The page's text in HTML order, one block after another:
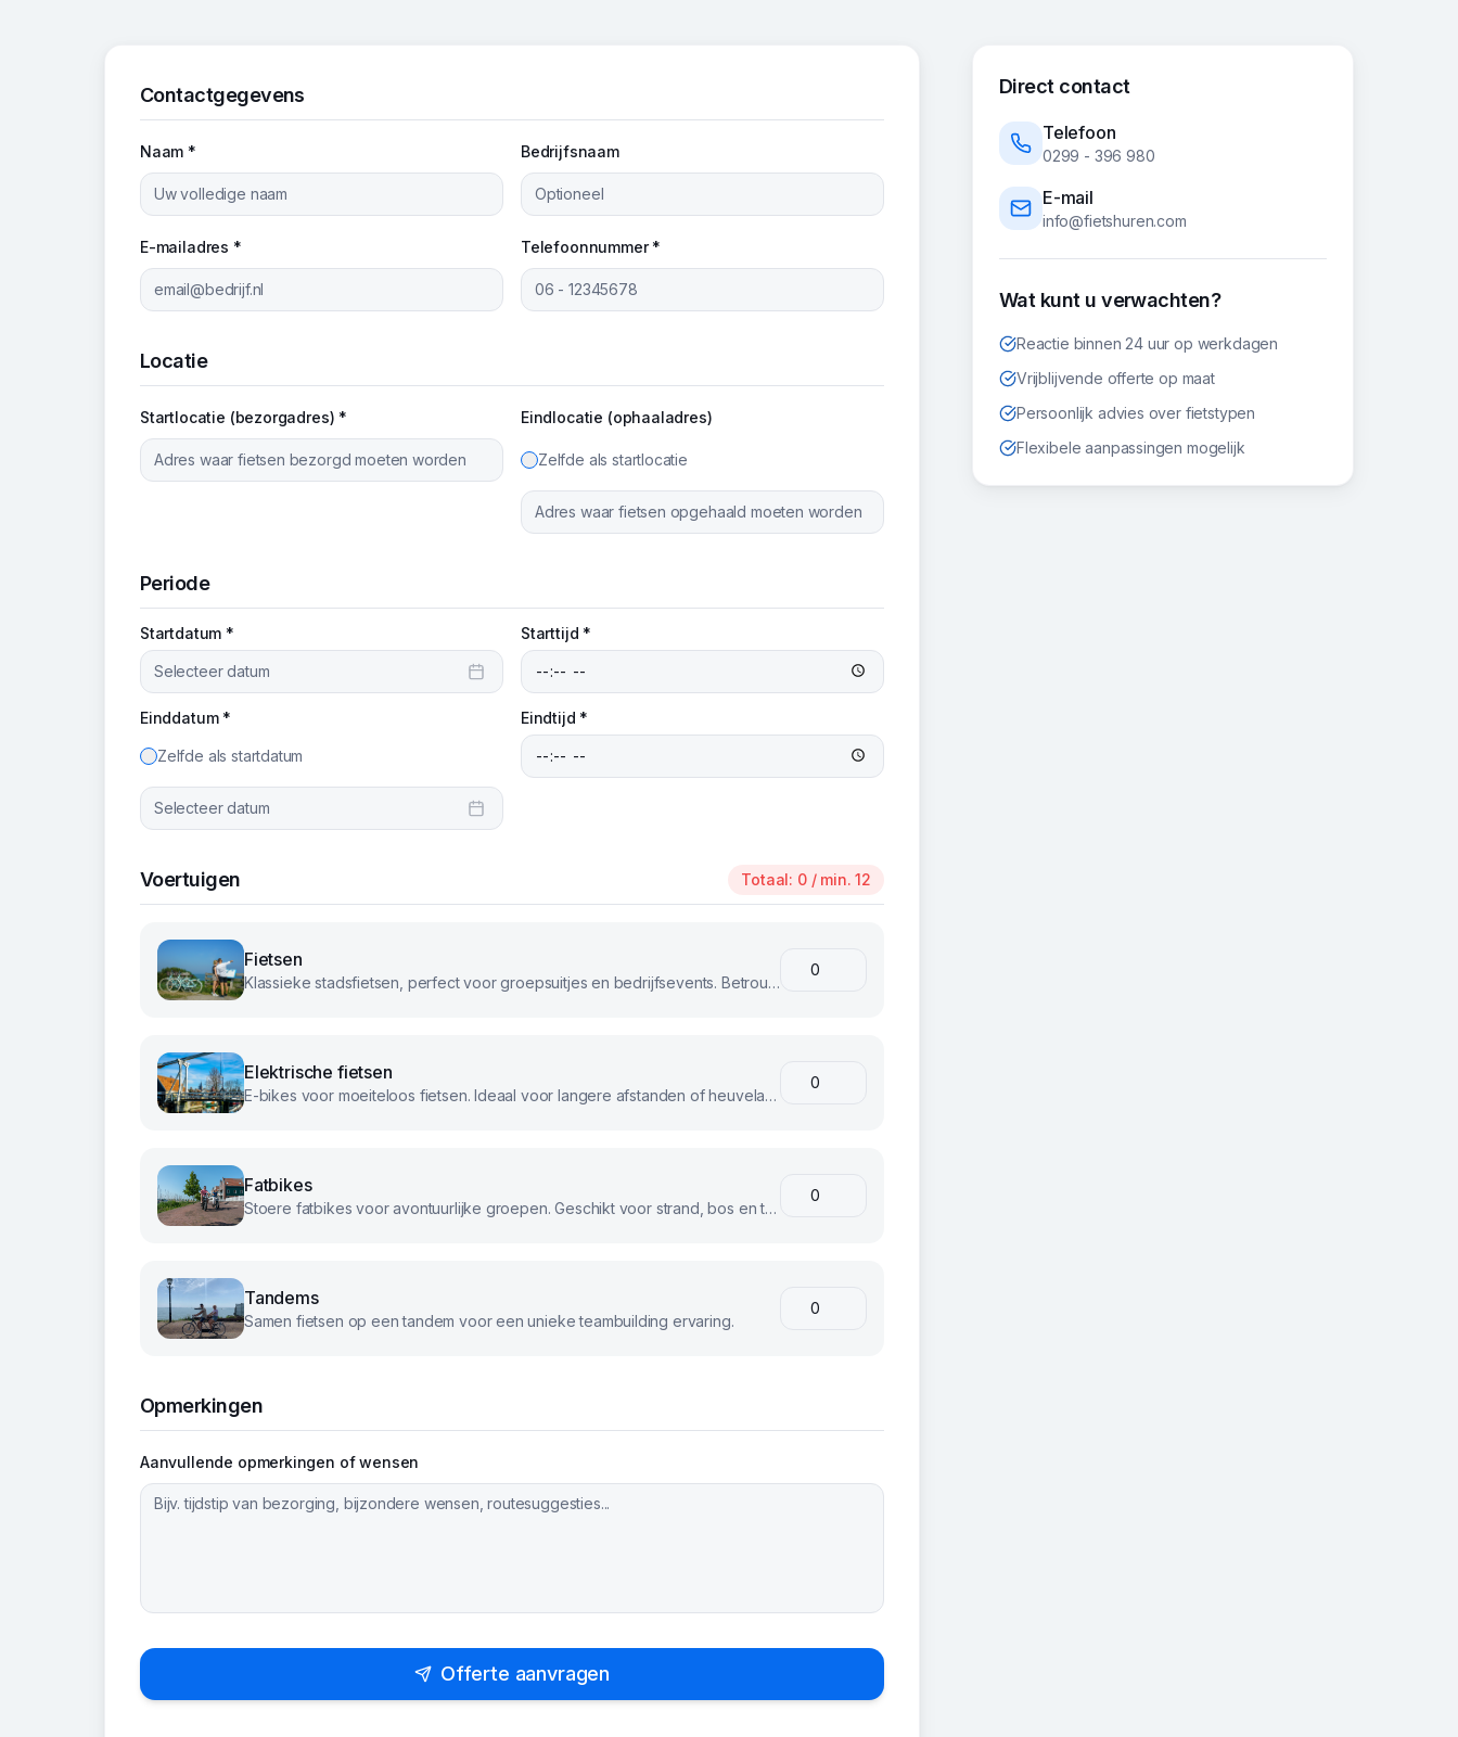
Contactgegevens
Naam * Bedrijfsnaam
E-mailadres * Telefoonnummer *
Locatie
Startlocatie (bezorgadres) * Eindlocatie (ophaaladres)
Zelfde als startlocatie
Periode
Startdatum *
Selecteer datum
Starttijd *
Einddatum *
Zelfde als startdatum
Selecteer datum
Eindtijd *
Voertuigen Totaal: 0/ min. 12
Fietsen
Klassieke stadsfietsen, perfect voor groepsuitjes en bedrijfsevents. Betrouwbaar en comfortabel voor iedereen.
Elektrische fietsen
E-bikes voor moeiteloos fietsen. Ideaal voor langere afstanden of heuvelachtig terrein.
Fatbikes
Stoere fatbikes voor avontuurlijke groepen. Geschikt voor strand, bos en terrein.
Tandems
Samen fietsen op een tandem voor een unieke teambuilding ervaring.
Opmerkingen
Aanvullende opmerkingen of wensen
Offerte aanvragen
Direct contact
Telefoon
0299 - 396 980
E-mail
info@fietshuren.com
Wat kunt u verwachten?
Reactie binnen 24 uur op werkdagen
Vrijblijvende offerte op maat
Persoonlijk advies over fietstypen
Flexibele aanpassingen mogelijk